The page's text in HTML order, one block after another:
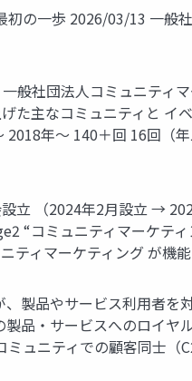
の一歩 2026/03/13 一般
般社団法人コミュニティ
主なコミュニティと イ
年～ 140＋回 16回（年
立 （2024年2月設立 →
“コミュニティマーケテ
ティマーケティング が機
製品やサービス利用者を
品・サービスへのロイ
ニティでの顧客同士（